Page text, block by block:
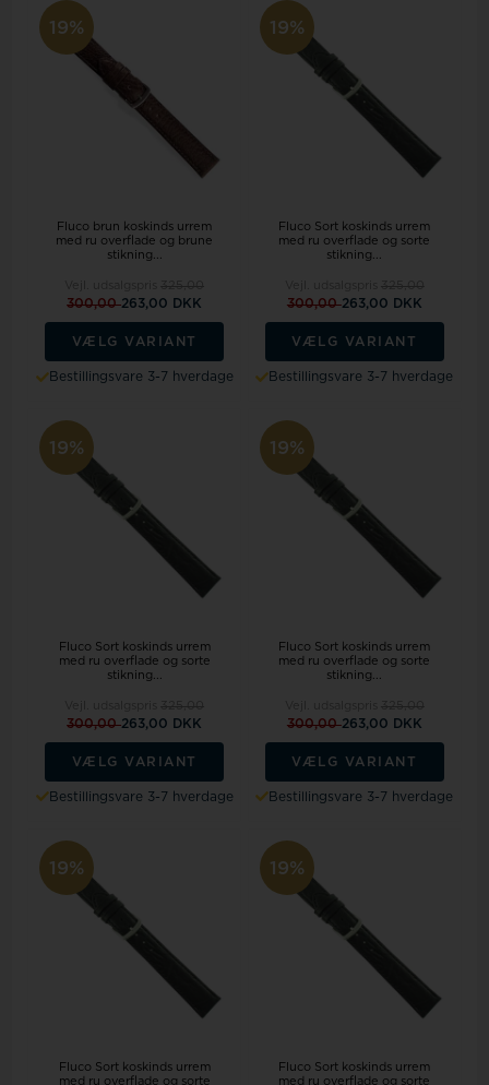
19%
Fluco brun koskinds urrem
med ru overflade og brune
stikning...
300,00263,00 DKK
VÆLG VARIANT
Bestillingsvare 3-7 hverdage
19%
Fluco Sort koskinds urrem
med ru overflade og sorte
stikning...
300,00263,00 DKK
VÆLG VARIANT
Bestillingsvare 3-7 hverdage
19%
Fluco Sort koskinds urrem
med ru overflade og sorte
stikning...
300,00263,00 DKK
VÆLG VARIANT
Bestillingsvare 3-7 hverdage
19%
Fluco Sort koskinds urrem
med ru overflade og sorte
stikning...
300,00263,00 DKK
VÆLG VARIANT
Bestillingsvare 3-7 hverdage
19%
Fluco Sort koskinds urrem
med ru overflade og sorte
19%
Fluco Sort koskinds urrem
med ru overflade og sorte